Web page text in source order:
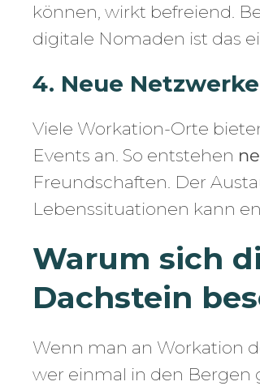
können, wirkt befreiend.
digitale Nomaden ist das
4. Neue
Viele Workation-Orte
Events an. So entstehen
Freundschaften. Der
Lebenssituationen kann
Warum sich
Dachstein
Wenn man an Workation
wer einmal in den Bergen